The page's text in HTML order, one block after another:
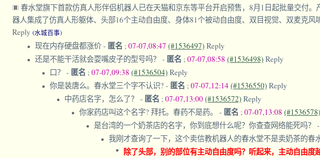
春水堂旗下首款仿真人形伴侣机器人已在天猫和京东等平台开启预售，8月1日起批量交付
器人集成了仿真人形躯体、头部16个主动自由度、身体81个被动自由度、双目视觉、双麦克
Reply (水城百事)
现在内存硬盘都涨价 - 匿名 ; 07-07,08:47 (#1536497) Reply
还是不能干活就会耍嘴皮子的型号吗？ - 匿名 ; 07-07,08:58 (#1536498) Reply
口？ - 匿名 ; 07-07,09:38 (#1536504) Reply
你是装唐么。春水堂三个字不认识? - 匿名 ; 07-07,12:14 (#1536550) Reply
中药店名字，怎么了？ - 匿名 ; 07-07,13:00 (#1536572) Reply
你家药店叫这个名字? 拜托。春药不是药。 - 匿名 ; 07-07,13:08 (#1536578)
是台湾的一个奶茶店的名字，你到底想什么呢？你查查网络能死吗？ -
我刚才查询了一下，这个卖信教机器人的春水堂不是卖奶茶的
除了头部，别的部位有主动自由度吗？听起来，主动自由度